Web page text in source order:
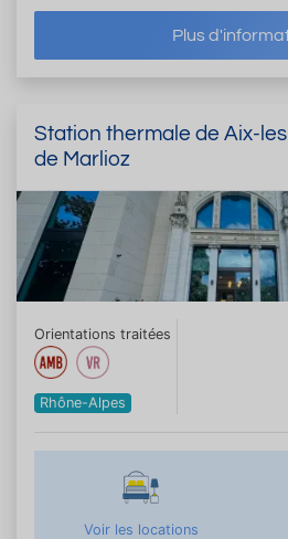
Plus
Station thermale de Aix-
de Marlioz
Orientations traitées
Rhône-Alpes
Voir les locations